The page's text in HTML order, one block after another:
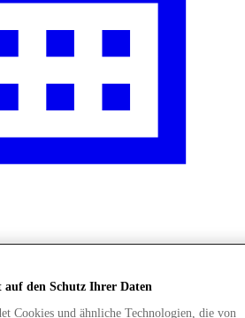
den Schutz Ihrer Daten
Cookies und ähnliche Technologien, die von